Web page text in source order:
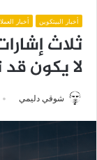
أخبار البيتكوين أخبار
ثلاث
لا يكون
شوقي دليمي